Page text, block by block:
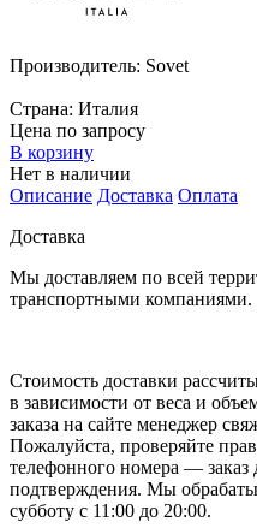
Производитель: Sovet
Страна: Италия
Цена по запросу
В корзину
Нет в наличии
Описание Доставка Оплата
Доставка
Мы доставляем по всей
транспортными компаниями.
Стоимость доставки
в зависимости от веса и
заказа на сайте менеджер
Пожалуйста, проверяйте
телефонного номера — заказ
подтверждения. Мы
субботу с 11:00 до 20:00.